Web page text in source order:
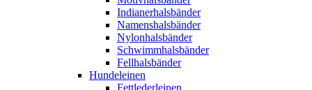
Indianerhalsbänder
Namenshalsbänder
Nylonhalsbänder
Schwimmhalsbänder
Fellhalsbänder
Hundeleinen
Fettlederleinen